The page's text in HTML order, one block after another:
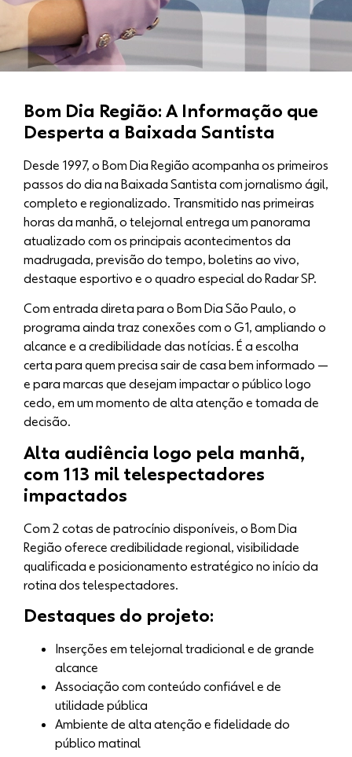
Bom Dia Região: A Informação que
Desperta a Baixada Santista
Desde 1997, o Bom Dia Região acompanha os primeiros
passos do dia na Baixada Santista com jornalismo ágil,
completo e regionalizado. Transmitido nas primeiras
horas da manhã, o telejornal entrega um panorama
atualizado com os principais acontecimentos da
madrugada, previsão do tempo, boletins ao vivo,
destaque esportivo e o quadro especial do Radar SP.
Com entrada direta para o Bom Dia São Paulo, o
programa ainda traz conexões com o G1, ampliando o
alcance e a credibilidade das notícias. É a escolha
certa para quem precisa sair de casa bem informado —
e para marcas que desejam impactar o público logo
cedo, em um momento de alta atenção e tomada de
decisão.
Alta audiência logo pela manhã,
com 113 mil telespectadores
impactados
Com 2 cotas de patrocínio disponíveis, o Bom Dia
Região oferece credibilidade regional, visibilidade
qualificada e posicionamento estratégico no início da
rotina dos telespectadores.
Destaques do projeto:
Inserções em telejornal tradicional e de grande
alcance
Associação com conteúdo confiável e de
utilidade pública
Ambiente de alta atenção e fidelidade do
público matinal